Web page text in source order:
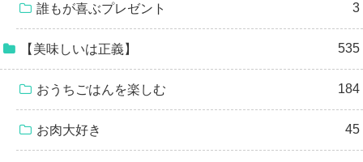
誰もが喜ぶプレゼント 3
【美味しいは正義】 535
おうちごはんを楽しむ 184
お肉大好き 45